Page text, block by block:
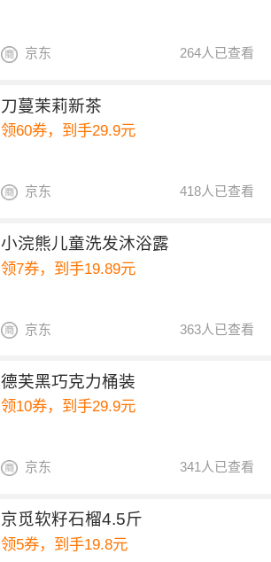
264人已查看
京东
刀蔓茉莉新茶
领60券，到手29.9元
418人已查看
京东
小浣熊儿童洗发沐浴露
领7券，到手19.89元
363人已查看
京东
德芙黑巧克力桶装
领10券，到手29.9元
341人已查看
京东
京觅软籽石榴4.5斤
领5券，到手19.8元